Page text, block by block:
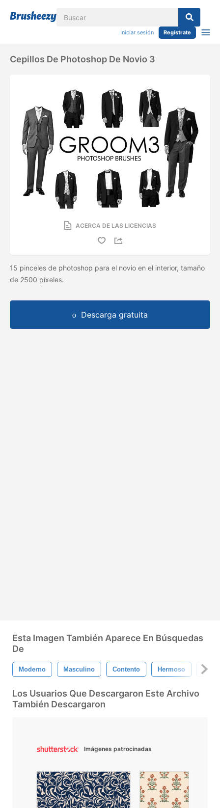
Iniciar sesión Regístrate
Cepillos De Photoshop De Novio 3
ACERCA DE LAS LICENCIAS
15 pinceles de photoshop para el novio en el interior, tamaño
de 2500 píxeles.
Descarga gratuita
Esta Imagen También Aparece En Búsquedas
De
Moderno Masculino Contento Hermoso
Los Usuarios Que Descargaron Este Archivo
También Descargaron
Imágenes patrocinadas